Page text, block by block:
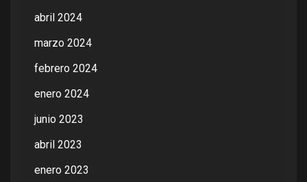
abril 2024
marzo 2024
febrero 2024
enero 2024
junio 2023
abril 2023
enero 2023